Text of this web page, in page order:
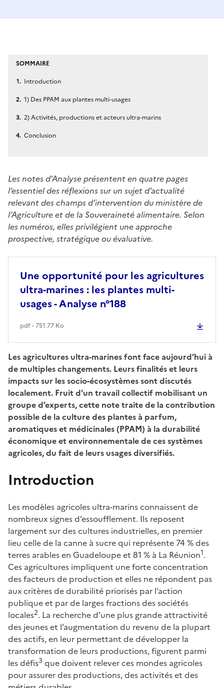
SOMMAIRE
Introduction
1) Des PPAM aux plantes multi-usages
2) Activités, productions et acteurs ultra-marins
Conclusion
Les notes d’Analyse présentent en quatre pages
l’essentiel des réflexions sur un sujet d’actualité
relevant des champs d’intervention du ministère de
l’Agriculture et de la Souveraineté alimentaire. Selon
les numéros, elles privilégient une approche
prospective, stratégique ou évaluative.
Une opportunité pour les agricultures
ultra-marines : les plantes multi-
usages - Analyse n°188
pdf - 751.77 Ko
Les agricultures ultra-marines font face aujourd’hui à
de multiples changements. Leurs finalités et leurs
impacts sur les socio-écosystèmes sont discutés
localement. Fruit d’un travail collectif mobilisant un
groupe d’experts, cette note traite de la contribution
possible de la culture des plantes à parfum,
aromatiques et médicinales (PPAM) à la durabilité
économique et environnementale de ces systèmes
agricoles, du fait de leurs usages diversifiés.
Introduction
Les modèles agricoles ultra-marins connaissent de
nombreux signes d’essoufflement. Ils reposent
largement sur des cultures industrielles, en premier
lieu celle de la canne à sucre qui représente 74 % des
terres arables en Guadeloupe et 81 % à La Réunion1.
Ces agricultures impliquent une forte concentration
des facteurs de production et elles ne répondent pas
aux critères de durabilité priorisés par l’action
publique et par de larges fractions des sociétés
locales2. La recherche d’une plus grande attractivité
des jeunes et l’augmentation du revenu de la plupart
des actifs, en leur permettant de développer la
transformation de leurs productions, figurent parmi
les défis3 que doivent relever ces mondes agricoles
pour assurer des productions, des activités et des